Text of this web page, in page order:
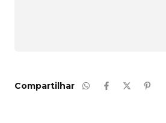
Compartilhar